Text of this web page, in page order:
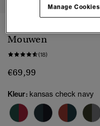
Mouwen
(18)
€69,99
Kleur: kansas check navy
Manage Cookies